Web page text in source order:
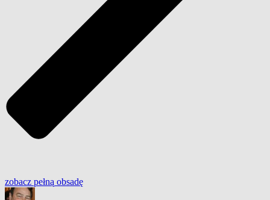
zobacz pełną obsadę